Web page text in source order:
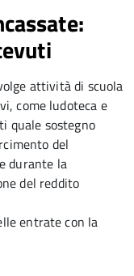
attività di scuola
come ludoteca e
quale sostegno
del
durante la
del reddito
entrate con la